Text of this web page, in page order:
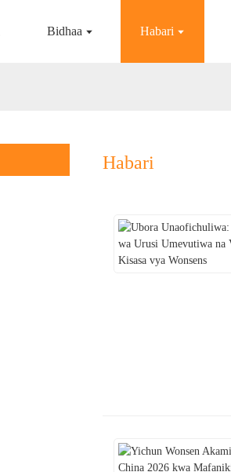
Bidhaa Habari
Habari